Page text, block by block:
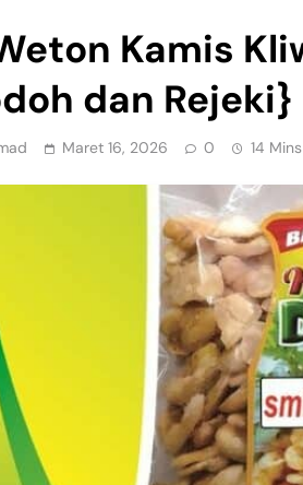
Kamis
dan Rejeki}
Maret 16, 2026 0 14 Mins